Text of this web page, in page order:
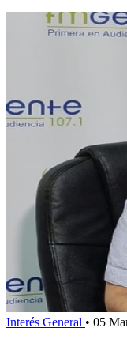
Interés General • 05